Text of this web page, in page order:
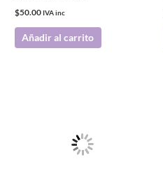
$50.00 IVA inc
Añadir al carrito